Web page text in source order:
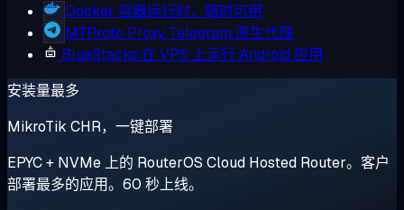
Docker 容器运行时，随时可用
MTProto Proxy Telegram 原生代理
BlueStacks 在 VPS 上运行 Android 应用
安装量最多
MikroTik CHR，一键部署
EPYC + NVMe 上的 RouterOS Cloud Hosted Router。客户
部署最多的应用。60 秒上线。